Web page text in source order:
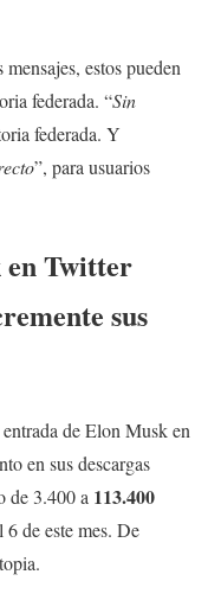
estos pueden
federada. “Sin
federada. Y
”, para usuarios
en Twitter
sus
de Elon Musk en
en sus descargas
de 3.400 a 113.400
de este mes. De